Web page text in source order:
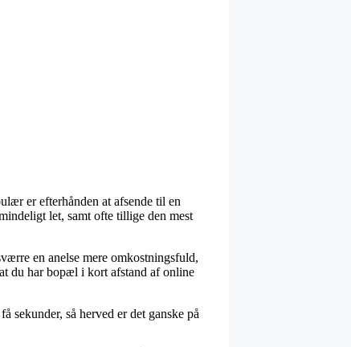
er efterhånden at afsende til en
let, samt ofte tillige den mest
en anelse mere omkostningsfuld,
du har bopæl i kort afstand af online
så herved er det ganske på